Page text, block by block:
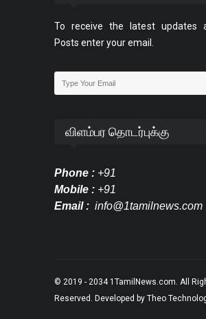
To receive the latest updates
Posts enter your email.
விளம்பர தொடர்புக்கு
Phone : +91
Mobile : +91
Email : info@1tamilnews.com
© 2019 - 2034 1TamilNews.com. All
Reserved. Developed by Theo